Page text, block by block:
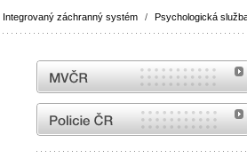
Integrovaný záchranný systém / Psychologická
MVČR
internetové stránky Policie ČR